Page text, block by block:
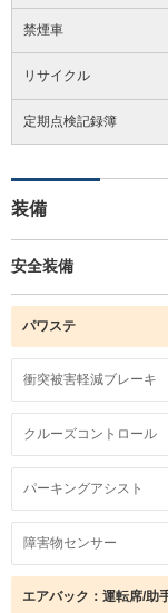
禁煙車
リサイクル
定期点検記録簿
装備
安全装備
パワステ
衝突被害軽減ブレーキ
クルーズコントロール
パーキングアシスト
障害物センサー
エアバック：運転席/助